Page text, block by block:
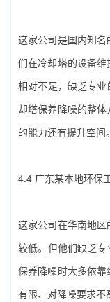
这家公司是国内知
们在冷却塔的设备
相对不足，缺乏专
却塔保养降噪‌的整
的能力还有提升空间。
4.4 广东某本地环
这家公司在华南地
较低。但他们缺乏
保养降噪‌时大多依
有限、对降噪要求不